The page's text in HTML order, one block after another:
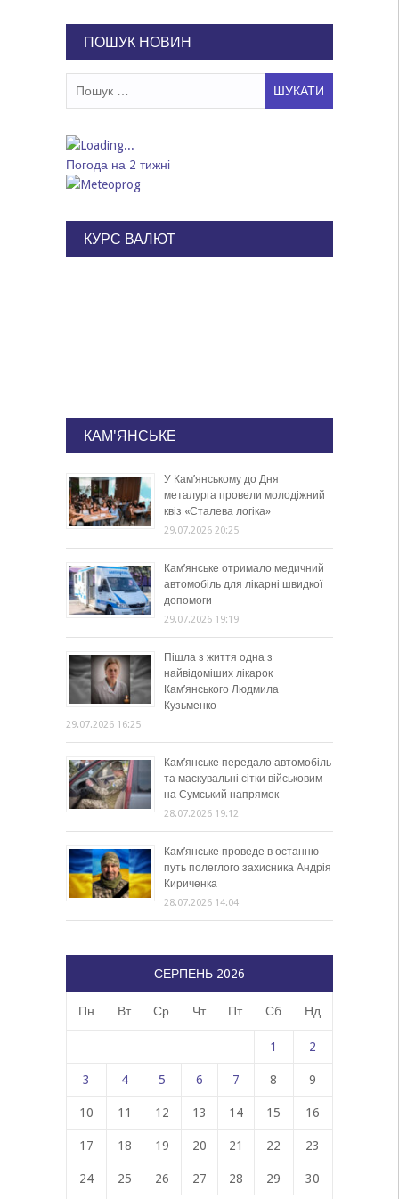
ПОШУК НОВИН
Погода на 2 тижні
КУРС ВАЛЮТ
КАМ'ЯНСЬКЕ
У Кам’янському до Дня
металурга провели молодіжний
квіз «Сталева логіка»
29.07.2026 20:25
Кам’янське отримало медичний
автомобіль для лікарні швидкої
допомоги
29.07.2026 19:19
Пішла з життя одна з
найвідоміших лікарок
Кам’янського Людмила
Кузьменко
29.07.2026 16:25
Кам’янське передало автомобіль
та маскувальні сітки військовим
на Сумський напрямок
28.07.2026 19:12
Кам’янське проведе в останню
путь полеглого захисника Андрія
Кириченка
28.07.2026 14:04
СЕРПЕНЬ 2026
Пн Вт Ср Чт Пт Сб Нд
1 2
3 4 5 6 7 8 9
10 11 12 13 14 15 16
17 18 19 20 21 22 23
24 25 26 27 28 29 30